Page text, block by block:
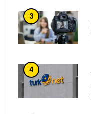
3
4